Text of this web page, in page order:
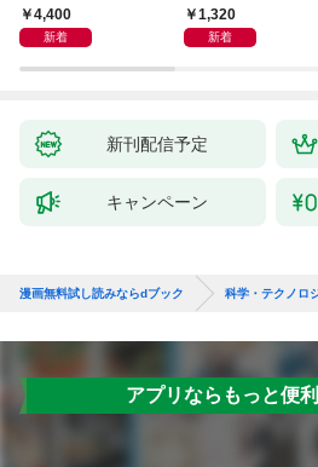
4,400
新着
1,320
新着
新刊配信予定
キャンペーン
漫画無料試し読みならdブック 科学・テクノロ
アプリならもっと便